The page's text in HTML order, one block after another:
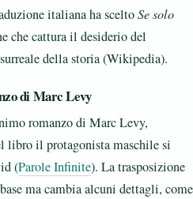
italiana ha sceltoSe solo
che cattura il desiderio del
della storia (Wikipedia).
di Marc Levy
romanzo di Marc Levy,
libro il protagonista maschile si
(Parole Infinite). La trasposizione
ma cambia alcuni dettagli, come